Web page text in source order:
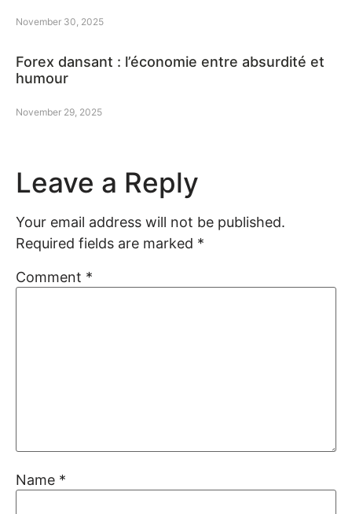
November 30, 2025
Forex dansant : l’économie entre absurdité et
humour
November 29, 2025
Leave a Reply
Your email address will not be published.
Required fields are marked *
Comment *
Name *